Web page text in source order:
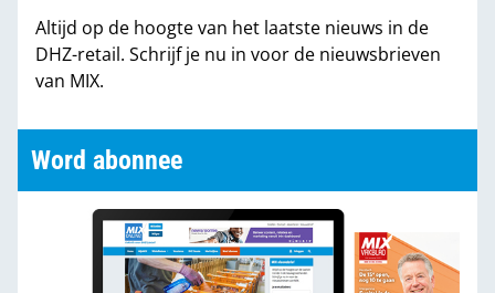
Altijd op de hoogte van het laatste nieuws in de
DHZ-retail. Schrijf je nu in voor de nieuwsbrieven
van MIX.
Word abonnee